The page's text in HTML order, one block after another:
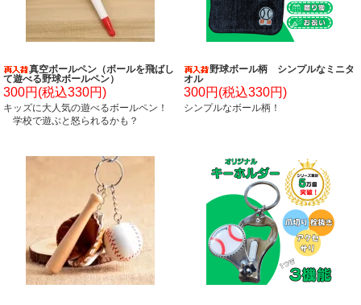
真空ボールペン（ボールを飛ばし
て遊べる野球ボールペン）
300円(税込330円)
キッズに大人気の遊べるボールペン！
学校で遊ぶと怒られるかも？
野球ボール柄 シンプルなミニタ
オル
300円(税込330円)
シンプルなボール柄！